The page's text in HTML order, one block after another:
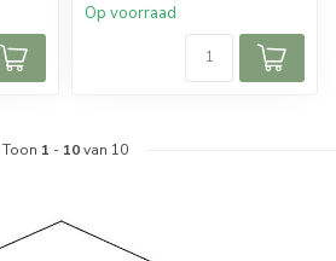
Op voorraad
Toon 1 - 10van 10